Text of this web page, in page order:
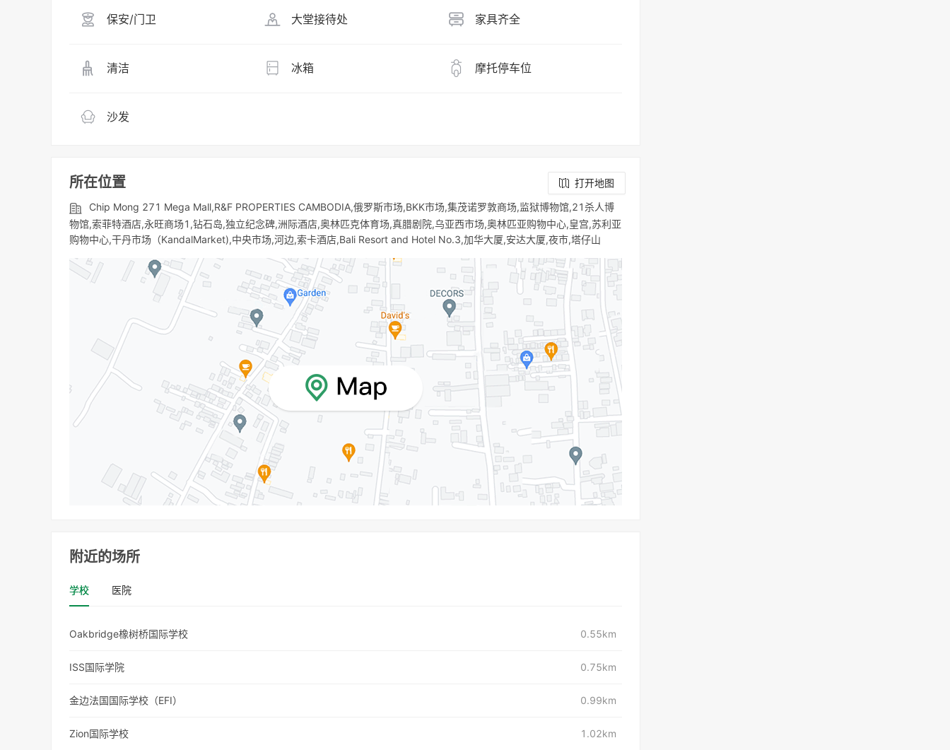
保安/门卫 大堂接待处 家具齐全
清洁 冰箱 摩托停车位
沙发
所在位置
打开地图
Chip Mong 271 Mega Mall,R&F PROPERTIES CAMBODIA,俄罗斯市场,BKK市场,集茂诺罗敦商场,监狱博物馆,21杀人博
物馆,索菲特酒店,永旺商场1,钻石岛,独立纪念碑,洲际酒店,奥林匹克体育场,真腊剧院,乌亚西市场,奥林匹亚购物中心,皇宫,苏利亚
购物中心,干丹市场（KandalMarket),中央市场,河边,索卡酒店,Bali Resort and Hotel No.3,加华大厦,安达大厦,夜市,塔仔山
附近的场所
学校 医院
Oakbridge橡树桥国际学校 0.55km
ISS国际学院 0.75km
金边法国国际学校（EFI） 0.99km
Zion国际学校 1.02km